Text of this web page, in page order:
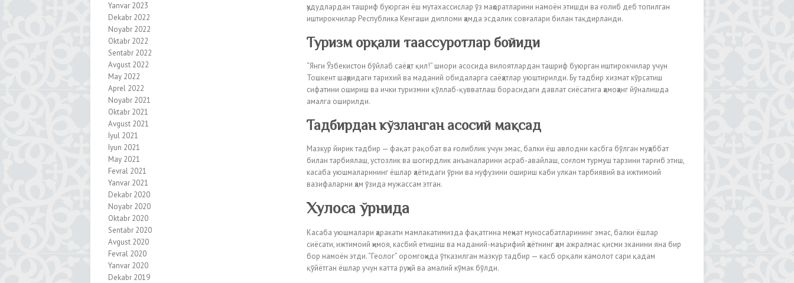
ҳудудлардан ташриф буюрган ёш мутахассислар ўз маҳоратларини намоён этишди ва ғолиб деб топилган
иштирокчилар Республика Кенгаши дипломи ҳамда эсдалик совғалари билан тақдирланди.
Туризм орқали таассуротлар бойиди
“Янги Ўзбекистон бўйлаб саёҳат қил!” шиори асосида вилоятлардан ташриф буюрган иштирокчилар учун
Тошкент шаҳридаги тарихий ва маданий обидаларга саёҳатлар уюштирилди. Бу тадбир хизмат кўрсатиш
сифатини ошириш ва ички туризмни қўллаб-қувватлаш борасидаги давлат сиёсатига ҳамоҳанг йўналишда
амалга оширилди.
Тадбирдан кўзланган асосий мақсад
Мазкур йирик тадбир — фақат рақобат ва ғолиблик учун эмас, балки ёш авлодни касбга бўлган муҳаббат
билан тарбиялаш, устозлик ва шогирдлик анъаналарини асраб-авайлаш, соғлом турмуш тарзини тарғиб этиш,
касаба уюшмаларининг ёшлар ҳаётидаги ўрни ва нуфузини ошириш каби улкан тарбиявий ва ижтимоий
вазифаларни ҳам ўзида мужассам этган.
Хулоса ўрнида
Касаба уюшмалари ҳаракати мамлакатимизда фақатгина меҳнат муносабатларининг эмас, балки ёшлар
сиёсати, ижтимоий ҳимоя, касбий етишиш ва маданий-маърифий ҳаётнинг ҳам ажралмас қисми эканини яна бир
бор намоён этди. “Геолог” оромгоҳида ўтказилган мазкур тадбир — касб орқали камолот сари қадам
қўйётган ёшлар учун катта руҳий ва амалий кўмак бўлди.
Yanvar 2023
Dekabr 2022
Noyabr 2022
Oktabr 2022
Sentabr 2022
Avgust 2022
May 2022
Aprel 2022
Noyabr 2021
Oktabr 2021
Avgust 2021
Iyul 2021
Iyun 2021
May 2021
Fevral 2021
Yanvar 2021
Dekabr 2020
Noyabr 2020
Oktabr 2020
Sentabr 2020
Avgust 2020
Fevral 2020
Yanvar 2020
Dekabr 2019